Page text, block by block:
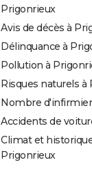
Prigonrieux
Avis de décès à
Délinquance à
Pollution à
Risques naturels à
Nombre
Accidents de
Climat et
Prigonrieux